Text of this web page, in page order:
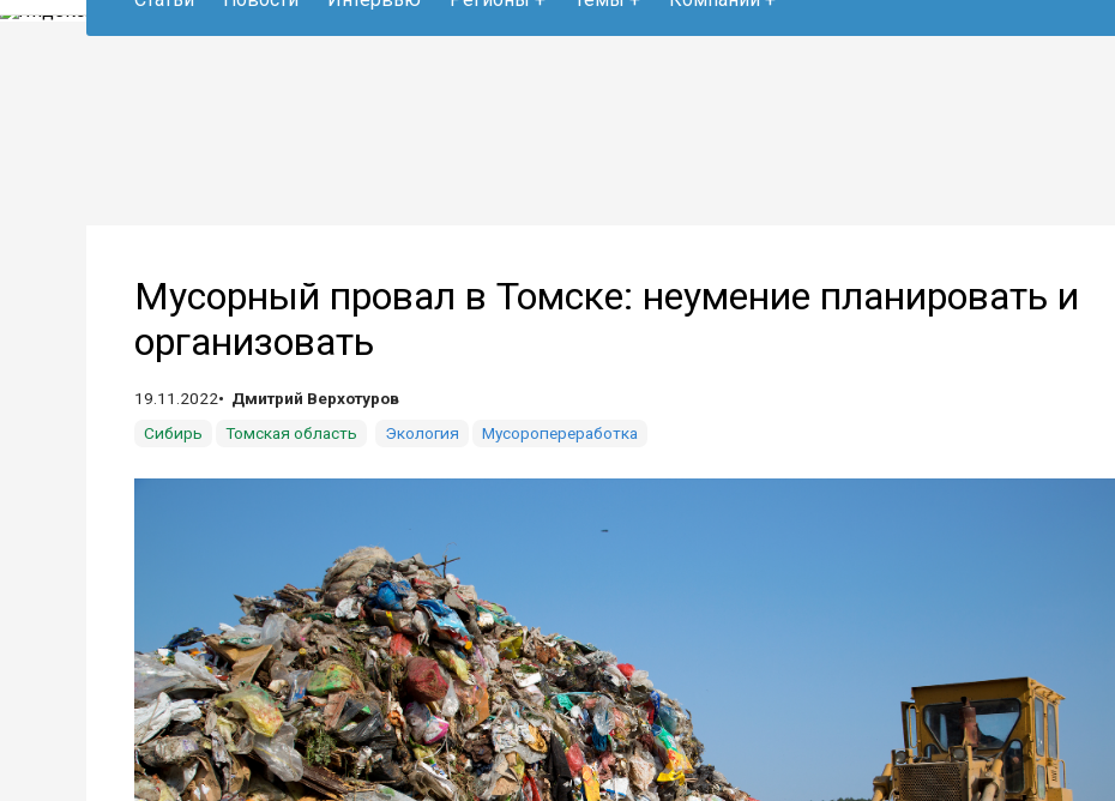
Мусорный провал в Томске: неумение планировать и
организовать
19.11.2022
Дмитрий Верхотуров
Сибирь
Томская область Экология Мусоропереработка